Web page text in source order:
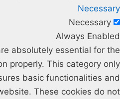
Necessary
Necessary
Always Enabled
absolutely essential for the
properly. This category only
basic functionalities and
These cookies do not